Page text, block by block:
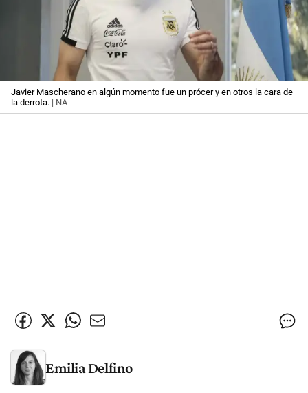
Javier Mascherano en algún momento fue un prócer y en otros la cara de
la derrota. | NA
Emilia Delfino